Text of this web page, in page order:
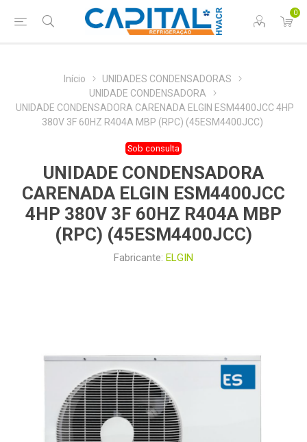
0
Início
UNIDADES CONDENSADORAS
UNIDADE CONDENSADORA
UNIDADE CONDENSADORA CARENADA ELGIN ESM4400JCC 4HP
380V 3F 60HZ R404A MBP (RPC) (45ESM4400JCC)
Sob consulta
UNIDADE CONDENSADORA
CARENADA ELGIN ESM4400JCC
4HP 380V 3F 60HZ R404A MBP
(RPC) (45ESM4400JCC)
Fabricante: ELGIN